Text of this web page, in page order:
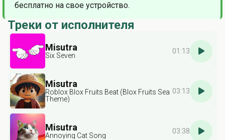
бесплатно на свое устройство.
Треки от исполнителя
Misutra
Six Seven
01:13
Misutra
Roblox Blox Fruits Beat (Blox Fruits Sea
Theme)
03:13
Misutra
Annoying Cat Song
03:38